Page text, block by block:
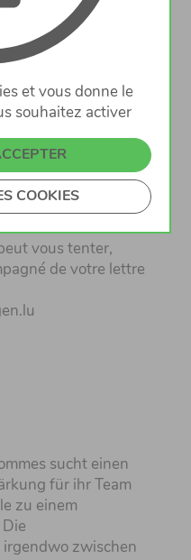
Un bon esprit
seraient
considérée
vous tenter,
de votre lettre
sucht einen
für ihr Team
zu einem
zwischen
et vous donne le
souhaitez activer
COOKIES